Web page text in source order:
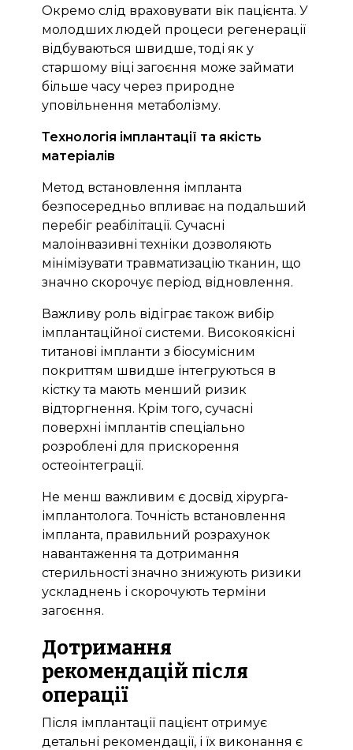
Окремо слід враховувати вік пацієнта. У
молодших людей процеси регенерації
відбуваються швидше, тоді як у
старшому віці загоєння може займати
більше часу через природне
уповільнення метаболізму.
Технологія імплантації та якість
матеріалів
Метод встановлення імпланта
безпосередньо впливає на подальший
перебіг реабілітації. Сучасні
малоінвазивні техніки дозволяють
мінімізувати травматизацію тканин, що
значно скорочує період відновлення.
Важливу роль відіграє також вибір
імплантаційної системи. Високоякісні
титанові імпланти з біосумісним
покриттям швидше інтегруються в
кістку та мають менший ризик
відторгнення. Крім того, сучасні
поверхні імплантів спеціально
розроблені для прискорення
остеоінтеграції.
Не менш важливим є досвід хірурга-
імплантолога. Точність встановлення
імпланта, правильний розрахунок
навантаження та дотримання
стерильності значно знижують ризики
ускладнень і скорочують терміни
загоєння.
Дотримання
рекомендацій після
операції
Після імплантації пацієнт отримує
детальні рекомендації, і їх виконання є